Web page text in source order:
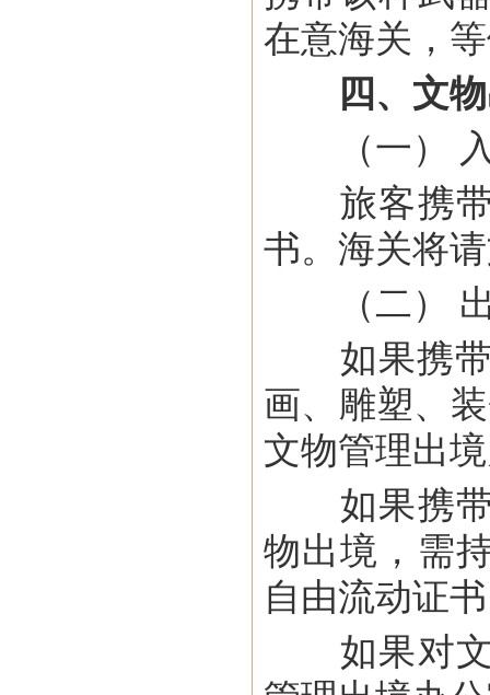
在意海关，
四、文
（一）
旅客携带
书。海关将
（二）
如果携带
画、雕塑、
文物管理出
如果携带
物出境，需
自由流动证
如果对文